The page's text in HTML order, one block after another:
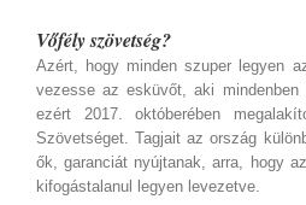
Vőfély szövetség?
Azért, hogy minden szuper legyen
vezesse az esküvőt, aki mindenben
ezért 2017. októberében
Szövetséget. Tagjait az ország
ők, garanciát nyújtanak, arra, hogy
kifogástalanul legyen levezetve.